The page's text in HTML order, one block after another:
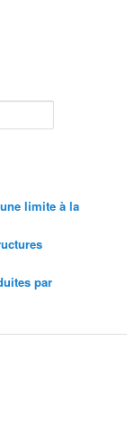
limite à la
par